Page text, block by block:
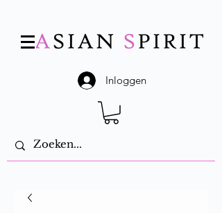
Inloggen